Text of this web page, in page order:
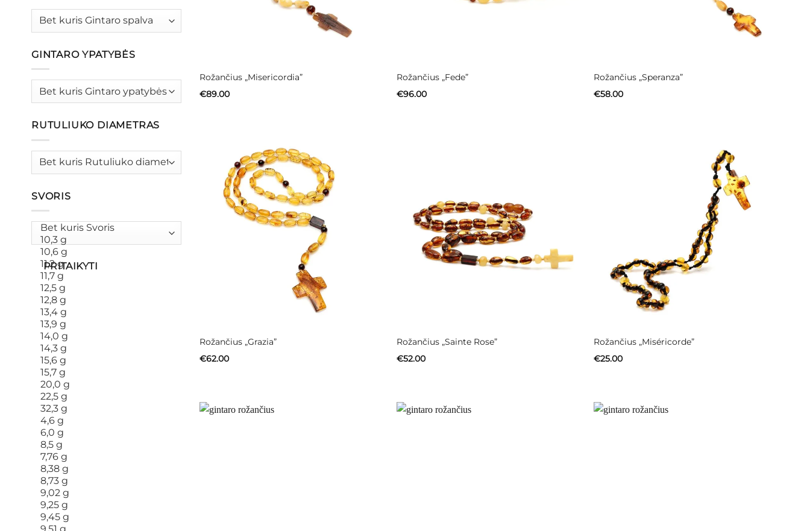
GINTARO YPATYBĖS
RUTULIUKO DIAMETRAS
SVORIS
PRITAIKYTI
Rožančius „Misericordia”
€89.00
Rožančius „Fede”
€96.00
Rožančius „Speranza”
€58.00
Rožančius „Grazia”
€62.00
Rožančius „Sainte Rose”
€52.00
Rožančius „Miséricorde”
€25.00